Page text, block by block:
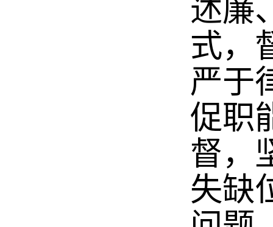
述廉
式，
严于
促职
督，
失缺